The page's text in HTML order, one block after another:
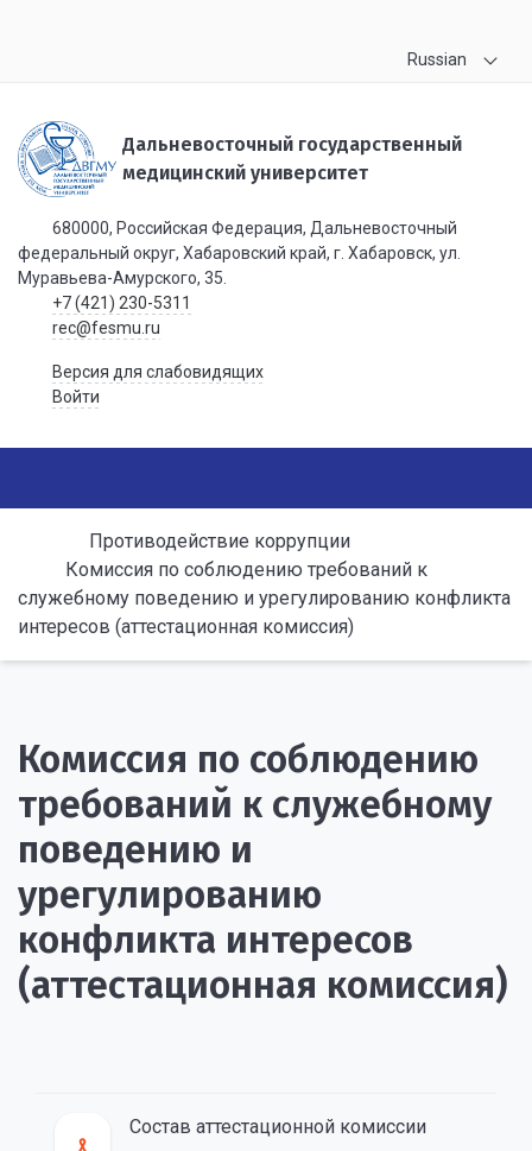
Russian
Дальневосточный государственный
медицинский университет
680000, Российская Федерация, Дальневосточный
федеральный округ, Хабаровский край, г. Хабаровск, ул.
Муравьева-Амурского, 35.
+7 (421) 230-5311
rec@fesmu.ru
Версия для слабовидящих
Войти
Противодействие коррупции
Комиссия по соблюдению требований к
служебному поведению и урегулированию конфликта
интересов (аттестационная комиссия)
Комиссия по соблюдению
требований к служебному
поведению и
урегулированию
конфликта интересов
(аттестационная комиссия)
Состав аттестационной комиссии